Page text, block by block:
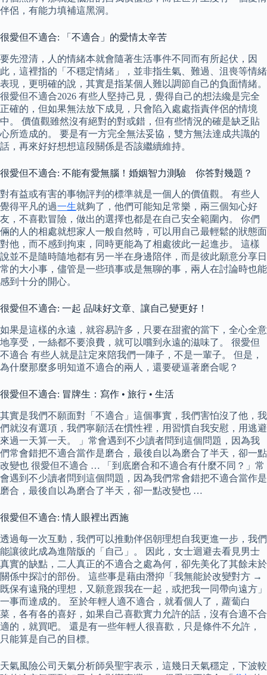
伴侶，有能力填補這黑洞。
很愛但不適合: 「不適合」的愛情太辛苦
要先澄清，人的情緒本就會隨著生活事件不同而有所起伏，因
此，這裡指的「不穩定情緒」，並非指生氣、難過、沮喪等情緒
表現，更明確的說，其實是指某個人難以調節自己的負面情緒。
很愛但不適合2026 有些人堅持己見，覺得自己的想法纔是完全
正確的，但如果無法放下成見，只會陷入處處指責伴侶的情境
中。 價值觀雖然沒有絕對的對或錯，但有些情況的確是缺乏貼
心所造成的。 要是有一方完全無法妥協，雙方無法達成共識的
話，再來好好想想這段關係是否該繼續維持。
很愛但不適合: 不能有愛無腦！婚姻智力測驗 你答對幾題？
對有益或有害的事物評判的標準就是一個人的價值觀。 有些人
覺得平凡的過一生就夠了，他們可能知足常樂，兩三個知心好
友，不喜歡冒險，做出的選擇也都是在自己安全範圍內。 你們
倆的人的相處就想家人一般自然時，可以用自己最輕鬆的狀態面
對他，而不感到拘束，同時更能為了相處彼此一起進步。 這樣
說並不是隨時隨地都有另一半在身邊陪伴，而是彼此願意分享日
常的大小事，儘管是一些瑣事或是無聊的事，兩人在討論時也能
感到十分的開心。
很愛但不適合: 一起 品味好文章、讓自己變更好！
如果是這樣的永遠，就容易許多，只要在甜蜜的當下，全心全意
地享受，一絲都不要浪費，就可以嚐到永遠的滋味了。 很愛但
不適合 有些人就是註定來陪我們一陣子，不是一輩子。 但是，
為什麼那麼多明知道不適合的兩人，還要硬逼著磨合呢？
很愛但不適合: 冒牌生：寫作 • 旅行 • 生活
其實是我們不願面對「不適合」這個事實，我們害怕沒了他，我
們就沒有選項，我們寧願活在慣性裡，用習慣自我安慰，用逃避
來過一天算一天。 」常會遇到不少讀者問到這個問題，因為我
們常會錯把不適合當作是磨合，最後自以為磨合了半天，卻一點
改變也 很愛但不適合 … 「到底磨合和不適合有什麼不同？」常
會遇到不少讀者問到這個問題，因為我們常會錯把不適合當作是
磨合，最後自以為磨合了半天，卻一點改變也 …
很愛但不適合: 情人眼裡出西施
透過每一次互動，我們可以推動伴侶朝理想自我更進一步，我們
能讓彼此成為進階版的「自己」。 因此，女士迴避去看見男士
真實的缺點，二人真正的不適合之處為何，卻先美化了其餘未於
關係中探討的部份。 這些事是藉由潛抑「我無能於改變對方 →
既保有遠飛的理想，又願意跟我在一起，或把我一同帶向遠方」
一事而達成的。 至於年輕人適不適合，就看個人了，蘿蔔白
菜，各有各的喜好，如果自己喜歡實力允許的話，沒有合適不合
適的，就買吧。 還是有一些年輕人很喜歡，只是條件不允許，
只能算是自己的目標。
天氣風險公司天氣分析師吳聖宇表示，這幾日天氣穩定，下波較